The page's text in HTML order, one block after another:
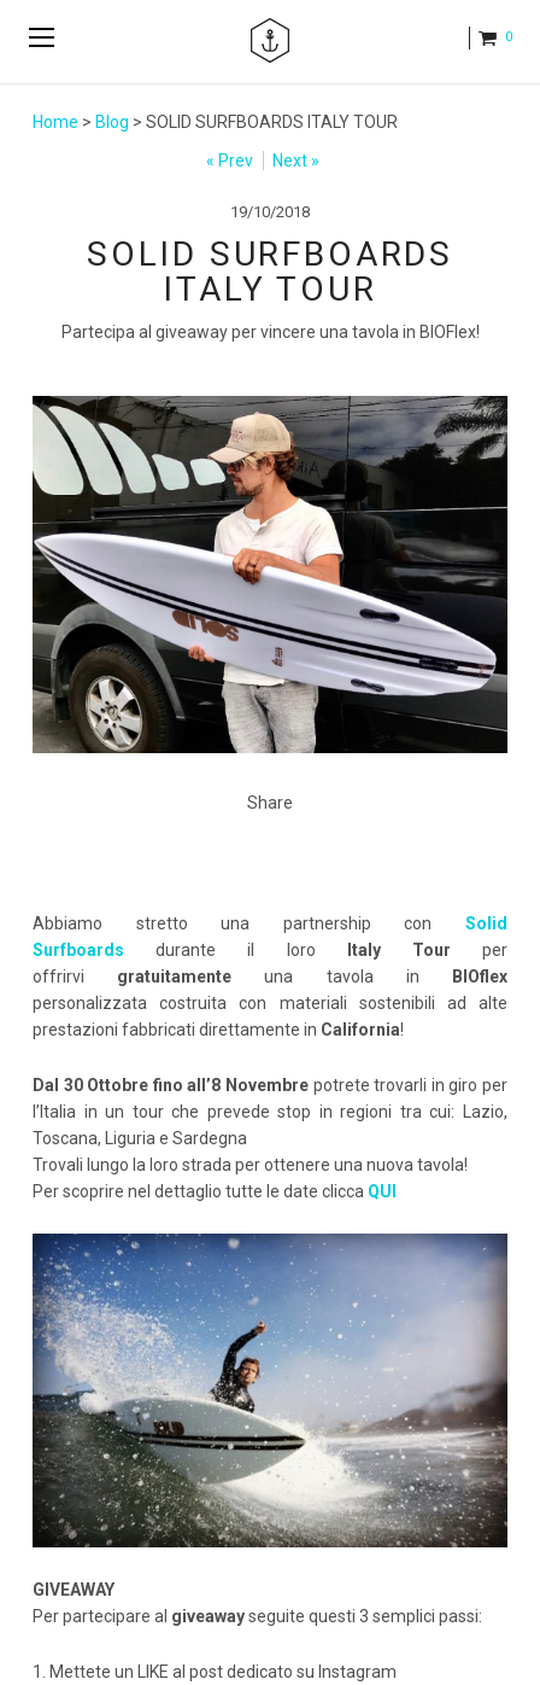
0
Home > Blog > SOLID SURFBOARDS ITALY TOUR
« Prev
Next »
19/10/2018
SOLID SURFBOARDS
ITALY TOUR
Partecipa al giveaway per vincere una tavola in BIOFlex!
Share
Abbiamo stretto una partnership con Solid
Surfboards durante il loro Italy Tour per
offrirvi gratuitamente una tavola in BIOflex
personalizzata costruita con materiali sostenibili ad alte
prestazioni fabbricati direttamente in California!
Dal 30 Ottobre fino all’8 Novembre potrete trovarli in giro per
l’Italia in un tour che prevede stop in regioni tra cui: Lazio,
Toscana, Liguria e Sardegna
Trovali lungo la loro strada per ottenere una nuova tavola!
Per scoprire nel dettaglio tutte le date clicca QUI
GIVEAWAY
Per partecipare al giveawayseguite questi 3 semplici passi:
1. Mettete un LIKE al post dedicato su Instagram